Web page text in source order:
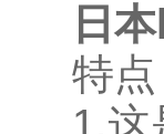
日
特点
1.